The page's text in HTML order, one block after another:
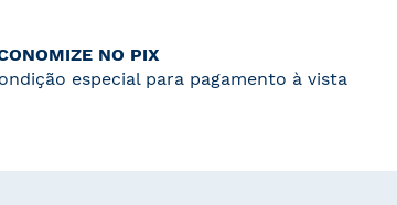
NO PIX
especial para pagamento à vista